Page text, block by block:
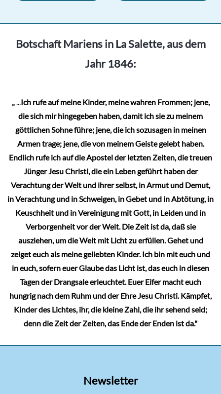
mehrere
auf.
Die
auf
der
Produktseite
gewählt
werden
Botschaft Mariens in La Salette, aus dem
Jahr 1846:
„...Ich rufe auf meine Kinder, meine wahren Frommen; jene,
die sich mir hingegeben haben, damit ich sie zu meinem
göttlichen Sohne führe; jene, die ich sozusagen in meinen
Armen trage; jene, die von meinem Geiste gelebt haben.
Endlich rufe ich auf die Apostel der letzten Zeiten, die treuen
Jünger Jesu Christi, die ein Leben geführt haben der
Verachtung der Welt und ihrer selbst, in Armut und Demut,
in Verachtung und in Schweigen, in Gebet und in Abtötung, in
Keuschheit und in Vereinigung mit Gott, in Leiden und in
Verborgenheit vor der Welt. Die Zeit ist da, daß sie
ausziehen, um die Welt mit Licht zu erfüllen. Gehet und
zeiget euch als meine geliebten Kinder. Ich bin mit euch und
in euch, sofern euer Glaube das Licht ist, das euch in diesen
Tagen der Drangsale erleuchtet. Euer Eifer macht euch
hungrig nach dem Ruhm und der Ehre Jesu Christi. Kämpfet,
Kinder des Lichtes, ihr, die kleine Zahl, die ihr sehend seid;
denn die Zeit der Zeiten, das Ende der Enden ist da."
Newsletter